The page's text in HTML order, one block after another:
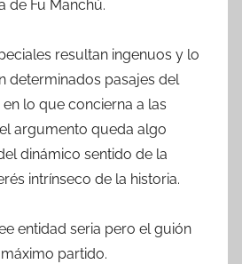
de Fu Manchú.
resultan ingenuos y lo
determinados pasajes del
lo que concierna a las
argumento queda algo
dinámico sentido de la
intrínseco de la historia.
entidad seria pero el guión
partido.